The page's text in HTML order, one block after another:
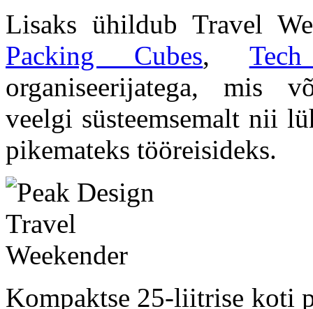
Lisaks ühildub Travel
Packing Cubes,
organiseerijatega, mis
veelgi süsteemsemalt nii
pikemateks tööreisideks.
Kompaktse 25-liitrise koti